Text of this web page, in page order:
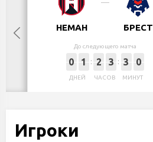
НЕМАН БРЕСТ
До следующего матча
0 1
ДНЕЙ
2 3
ЧАСОВ
3 0
МИНУТ
Игроки